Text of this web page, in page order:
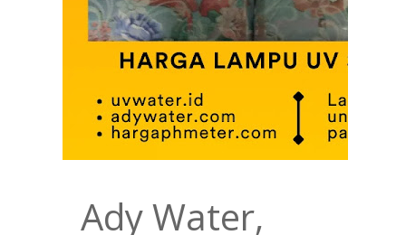
Ady Water,